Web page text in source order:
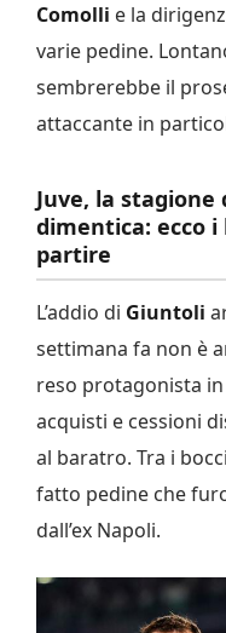
Comolli e la
varie pedine.
sembrerebbe il
attaccante in
Juve, la
dimentica: ecco
partire
L’addio di Giuntoli
settimana fa non è
reso protagonista
acquisti e cessioni
al baratro. Tra i
fatto pedine che
dall’ex Napoli.